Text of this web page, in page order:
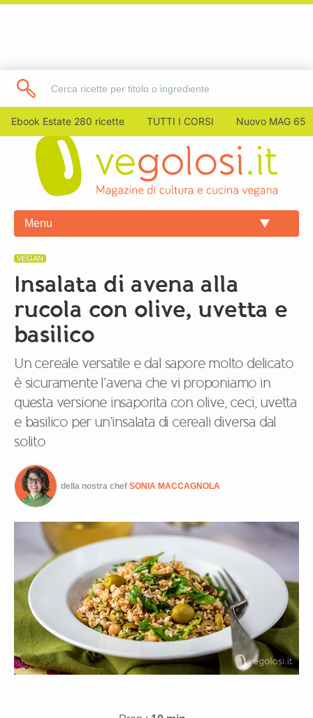
Ebook Estate 280 ricette TUTTI I CORSI Nuovo MAG 65
Menu
VEGAN
Insalata di avena alla
rucola con olive, uvetta e
basilico
Un cereale versatile e dal sapore molto delicato
è sicuramente l’avena che vi proponiamo in
questa versione insaporita con olive, ceci, uvetta
e basilico per un’insalata di cereali diversa dal
solito
della nostra chef SONIA MACCAGNOLA